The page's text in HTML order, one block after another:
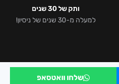
ותק של 30 שנים
למעלה מ-30 שנים של ניסיון!
שלחו וואטסאפ